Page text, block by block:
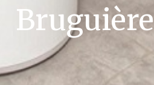
Bruguière